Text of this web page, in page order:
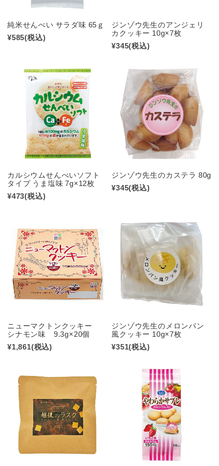
純米せんべい サラダ味 65ｇ
¥585(税込)
ジンゾウ先生のアンジェリ
カクッキー 10g×7枚
¥345(税込)
カルシウムせんべいソフト
タイプ うま塩味 7g×12枚
¥473(税込)
ジンゾウ先生のカステラ 80g
¥345(税込)
ニューマクトンクッキー
シナモン味 9.3g×20個
¥1,861(税込)
ジンゾウ先生のメロンパン
風クッキー 10g×7枚
¥351(税込)